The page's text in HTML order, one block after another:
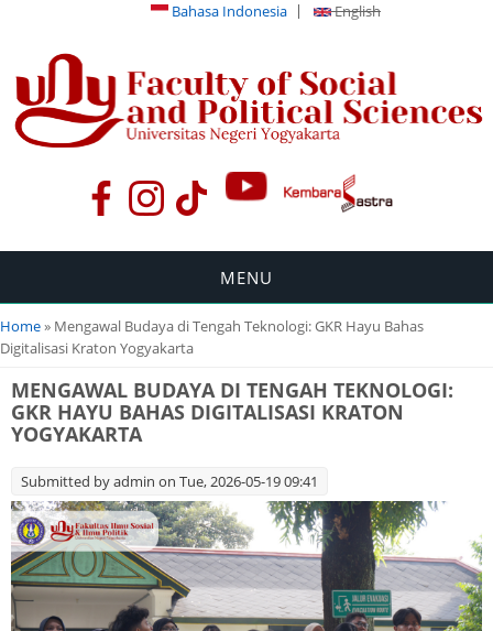
Bahasa Indonesia English
MENU
You are here
Home» Mengawal Budaya di Tengah Teknologi: GKR Hayu Bahas
Digitalisasi Kraton Yogyakarta
MENGAWAL BUDAYA DI TENGAH TEKNOLOGI:
GKR HAYU BAHAS DIGITALISASI KRATON
YOGYAKARTA
Submitted byadmin on Tue, 2026-05-19 09:41